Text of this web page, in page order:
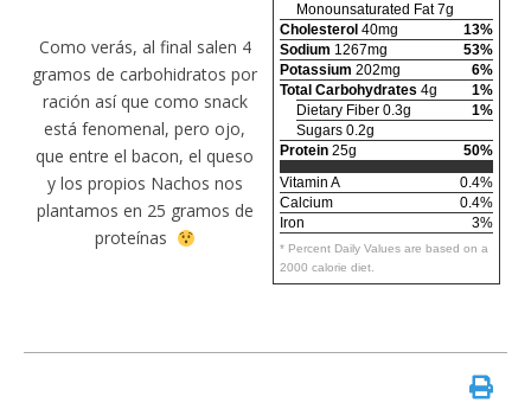
Monounsaturated Fat 7g
Cholesterol 40mg
13%
Sodium 1267mg
53%
Potassium 202mg
6%
Total Carbohydrates 4g
1%
Dietary Fiber 0.3g
1%
Sugars 0.2g
Protein 25g
50%
Vitamin A
0.4%
Calcium
0.4%
Iron
3%
* Percent Daily Values are based on a
2000 calorie diet.
Como verás, al final salen 4
gramos de carbohidratos por
ración así que como snack
está fenomenal, pero ojo,
que entre el bacon, el queso
y los propios Nachos nos
plantamos en 25 gramos de
proteínas